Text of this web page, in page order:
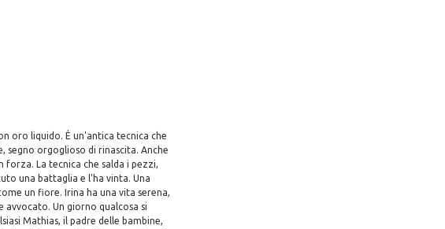
oro liquido. È un'antica tecnica che
segno orgoglioso di rinascita. Anche
La tecnica che salda i pezzi,
una battaglia e l'ha vinta. Una
un fiore. Irina ha una vita serena,
avvocato. Un giorno qualcosa si
Mathias, il padre delle bambine,